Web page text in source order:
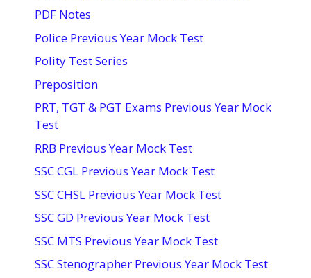
PDF Notes
Police Previous Year Mock Test
Polity Test Series
Preposition
PRT, TGT & PGT Exams Previous Year Mock
Test
RRB Previous Year Mock Test
SSC CGL Previous Year Mock Test
SSC CHSL Previous Year Mock Test
SSC GD Previous Year Mock Test
SSC MTS Previous Year Mock Test
SSC Stenographer Previous Year Mock Test